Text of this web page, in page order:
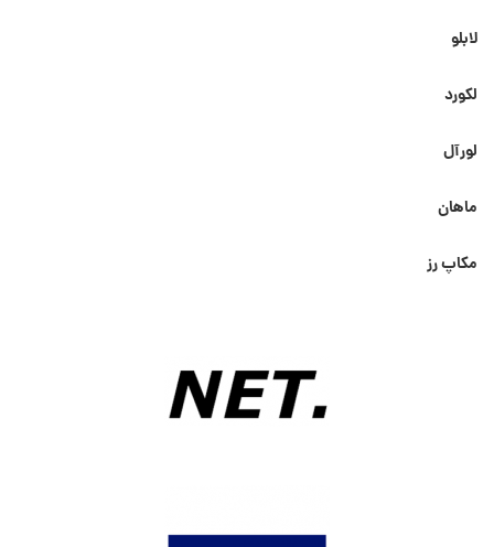
لابلو
لکورد
لورآل
ماهان
مکاپ رز